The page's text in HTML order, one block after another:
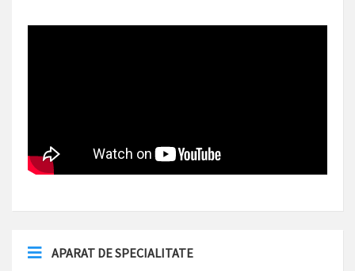
APARAT DE SPECIALITATE